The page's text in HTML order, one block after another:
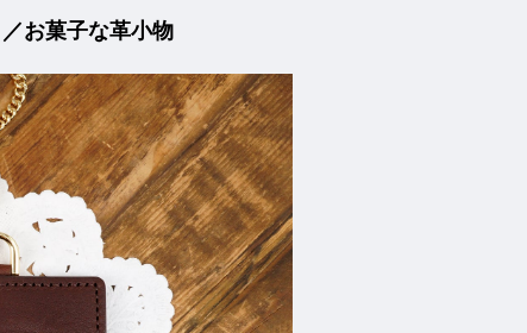
お菓子な革小物